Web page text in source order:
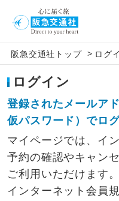
阪急交通社トップ > ログ
ログイン
登録されたメールア
仮パスワード）でロ
マイページでは、イ
予約の確認やキャン
ご利用いただけます。
インターネット会員